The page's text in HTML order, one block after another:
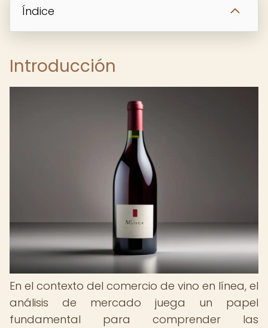
Índice
Introducción
En el contexto del comercio de vino en línea, el
análisis de mercado juega un papel
fundamental para comprender las